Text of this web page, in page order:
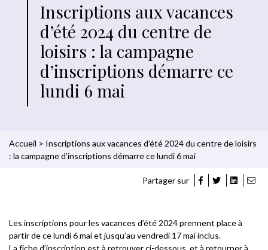
Inscriptions aux vacances
d’été 2024 du centre de
loisirs : la campagne
d’inscriptions démarre ce
lundi 6 mai
Accueil > Inscriptions aux vacances d’été 2024 du centre de loisirs
: la campagne d’inscriptions démarre ce lundi 6 mai
Partager sur
Les inscriptions pour les vacances d’été 2024 prennent place à
partir de ce lundi 6 mai et jusqu’au vendredi 17 mai inclus.
La fiche d’inscription est à retrouver ci-dessous, et à retourner à